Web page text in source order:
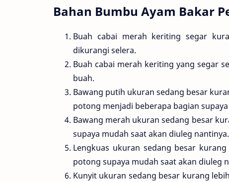
Bahan Bumbu Ayam Bakar
Buah cabai merah keriting segar
dikurangi selera.
Buah cabai merah keriting yang segar
buah.
Bawang putih ukuran sedang besar
potong menjadi beberapa bagian
Bawang merah ukuran sedang besar
supaya mudah saat akan diuleg nantinya.
Lengkuas ukuran sedang besar
potong supaya mudah saat akan diuleg
Kunyit ukuran sedang besar kurang